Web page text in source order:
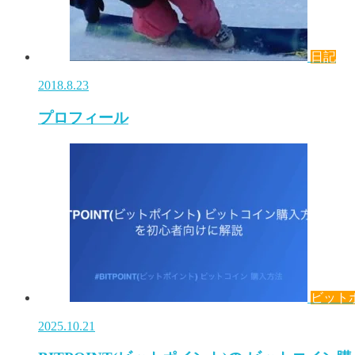
日記
2018.8.23
プロフィール
ビット
2025.10.21